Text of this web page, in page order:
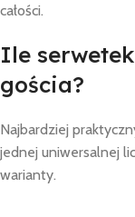
całości.
Ile
gościa?
Najbardziej
jednej uniwersalnej
warianty.